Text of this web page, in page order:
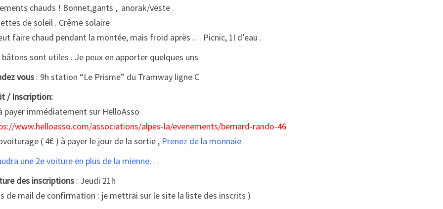
chauds ! Bonnet,gants , anorak/veste .
de soleil . Crême solaire
faire chaud pendant la montée, mais froid après … Picnic, 1l d’eau .
bâtons sont utiles . Je peux en apporter quelques uns
vous : 9h station “Le Prisme” du Tramway ligne C
/ Inscription:
payer immédiatement sur HelloAsso
www.helloasso.com/associations/alpes-la/evenements/bernard-rando-46
( 4€ ) à payer le jour de la sortie , Prenez de la monnaie
une 2e voiture en plus de la mienne…
des inscriptions : Jeudi 21h
de mail de confirmation : je mettrai sur le site la liste des inscrits )